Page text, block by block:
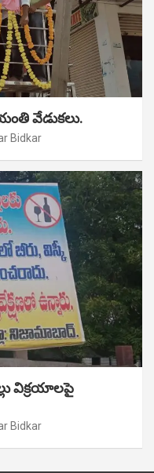
వేడుకలు.
Bidkar
విక్రయాలపై
Bidkar